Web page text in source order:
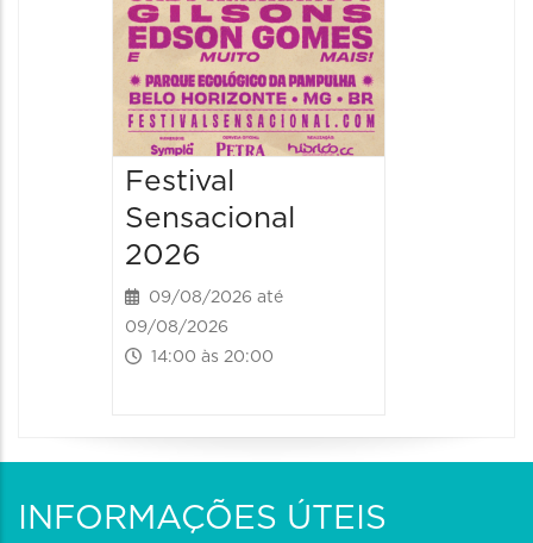
Festival
Sensacional
2026
09/08/2026 até
09/08/2026
14:00 às 20:00
INFORMAÇÕES ÚTEIS